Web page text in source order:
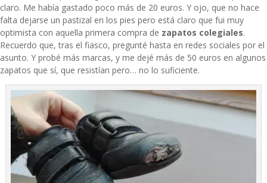
claro. Me había gastado poco más de 20 euros. Y ojo, que no hace
falta dejarse un pastizal en los pies pero está claro que fui muy
optimista con aquella primera compra de zapatos colegiales.
Recuerdo que, tras el fiasco, pregunté hasta en redes sociales por el
asunto. Y probé más marcas, y me dejé más de 50 euros en algunos
zapatos que sí, que resistían pero… no lo suficiente.